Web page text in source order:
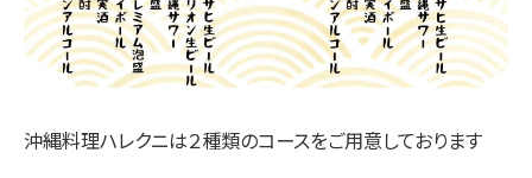
沖縄料理ハレクニは２種類のコースをご用意しております